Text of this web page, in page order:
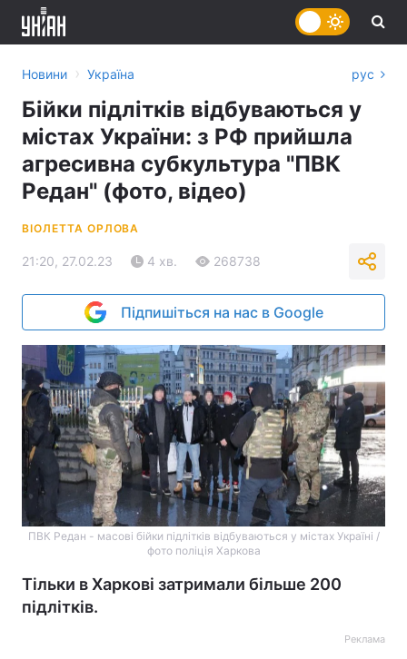
Новини › Україна рус
Бійки підлітків відбуваються у
містах України: з РФ прийшла
агресивна субкультура "ПВК
Редан" (фото, відео)
ВІОЛЕТТА ОРЛОВА
21:20, 27.02.23 4 хв. 268738
Підпишіться на нас в Google
ПВК Редан - масові бійки підлітків відбуваються у містах Україні /
фото поліція Харкова
Тільки в Харкові затримали більше 200
підлітків.
Реклама